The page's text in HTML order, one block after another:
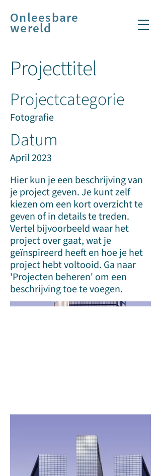
Onleesbare
wereld
Projecttitel
Projectcategorie
Fotografie
Datum
April 2023
Hier kun je een beschrijving van
je project geven. Je kunt zelf
kiezen om een kort overzicht te
geven of in details te treden.
Vertel bijvoorbeeld waar het
project over gaat, wat je
geïnspireerd heeft en hoe je het
project hebt voltooid. Ga naar
'Projecten beheren' om een
beschrijving toe te voegen.